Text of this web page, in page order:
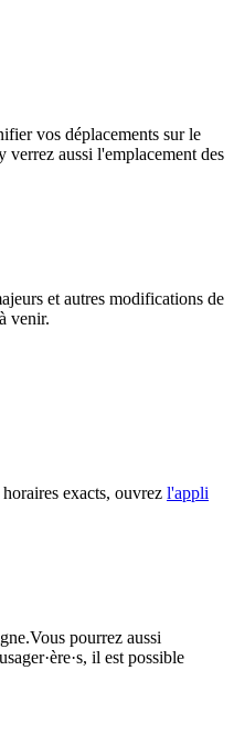
vos déplacements sur le
verrez aussi l'emplacement des
et autres modifications de
venir.
exacts, ouvrez l'appli
pourrez aussi
il est possible